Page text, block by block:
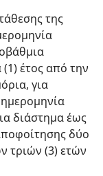
της
έτος από την
για
διάστημα έως
δύο
τριών (3) ετών